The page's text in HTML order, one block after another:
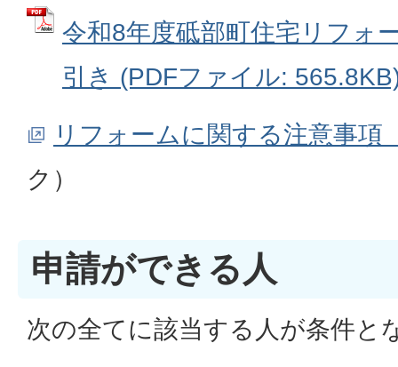
令和8年度砥部町住宅リフォ
引き (PDFファイル:
リフォームに関する注意事項
ク）
申請ができる人
次の全てに該当する人が条件と